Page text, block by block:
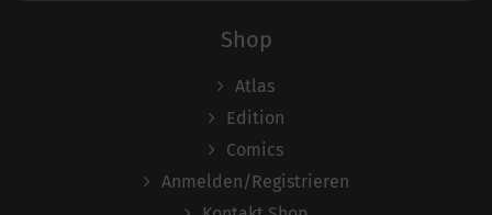
Shop
Atlas
Edition
Comics
Anmelden/Registrieren